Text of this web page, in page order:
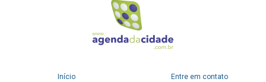
Início
Entre em contato